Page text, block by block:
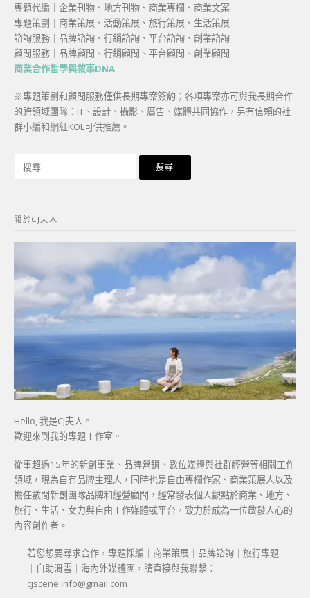
專題代編｜企業刊物、地方刊物、商業專欄、商業文案
專題策劃｜商業策展、活動策展、旅行策展、生活策展
諮詢服務｜品牌諮詢、行銷諮詢、平台諮詢、創業諮詢
顧問服務｜品牌顧問、行銷顧問、平台顧問、創業顧問
商業合作哲學與敘事DNA
※專題策劃和顧問服務僅供長期專案簽約；各項專案亦可與我長期合作
的跨領域團隊：IT、設計、攝影、廣告、媒體共同協作，另有信賴的社
群小編和網紅KOL可供推薦。
字:
關於CJ夫人
Hello, 我是CJ夫人。
歡迎來到我的專題工作室。
從事超過15年的新創事業、品牌營銷、數位媒體與社群經營等相關工作
領域，現為自有品牌主理人，同時也是自由專欄作家、商業策展人以及
擔任數間新創團隊品牌和經營顧問，經常發表個人觀點於商業、地方、
旅行、生活、女力與自由工作媒體或平台，致力於成為一位啟發人心的
內容創作者。
若您想要尋求合作，專題採編｜商業策展｜品牌諮詢｜旅行專題
｜自助滑雪｜海內外媒體團，請直接與我聯繫：
cjscene.info@gmail.com